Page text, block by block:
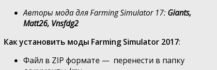
Авторы мода для Farming Simulator 17: Giants,
Matt26, Vnsfdg2
Как установить моды Farming Simulator 2017:
Файл в ZIP формате — перенести в папку